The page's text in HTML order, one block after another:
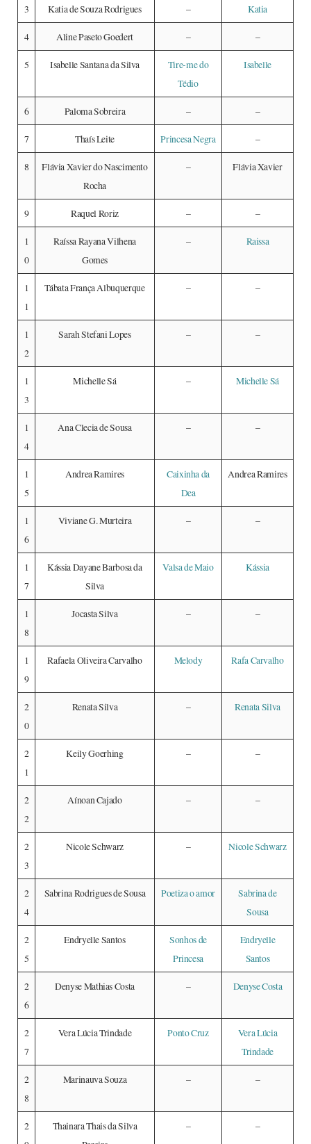
3 Katia de Souza Rodrigues – Katia
4 Aline Paseto Goedert – –
5 Isabelle Santana da Silva
Tire-me do
Tédio
Isabelle
6 Paloma Sobreira – –
7 Thaís Leite Princesa Negra –
8
Flávia Xavier do Nascimento
Rocha
– Flávia Xavier
9 Raquel Roriz – –
1
0
Raíssa Rayana Vilhena
Gomes
– Raissa
1
1
Tábata França Albuquerque – –
1
2
Sarah Stefani Lopes – –
1
3
Michelle Sá – Michelle Sá
1
4
Ana Clecia de Sousa – –
1
5
Andrea Ramires
Caixinha da
Dea
Andrea Ramires
1
6
Viviane G. Murteira – –
1
7
Kássia Dayane Barbosa da
Silva
Valsa de Maio Kássia
1
8
Jocasta Silva – –
1
9
Rafaela Oliveira Carvalho Melody Rafa Carvalho
2
0
Renata Silva – Renata Silva
2
1
Keily Goerhing – –
2
2
Aínoan Cajado – –
2
3
Nicole Schwarz – Nicole Schwarz
2
4
Sabrina Rodrigues de Sousa Poetiza o amor
Sabrina de
Sousa
2
5
Endryelle Santos
Sonhos de
Princesa
Endryelle
Santos
2
6
Denyse Mathias Costa – Denyse Costa
2
7
Vera Lúcia Trindade Ponto Cruz
Vera Lúcia
Trindade
2
8
Marinauva Souza – –
2
Thainara Thais da Silva
– –